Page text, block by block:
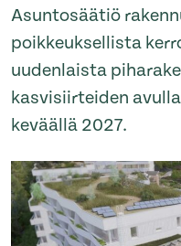
Asuntosäätiö
poikkeuksellista
uudenlaista
kasvisiirteiden
keväällä 2027.